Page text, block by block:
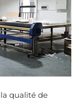
qualité de